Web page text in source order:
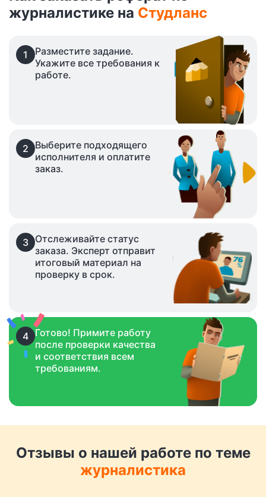
журналистике на Студланс
1
Разместите задание.
Укажите все требования к
работе.
2
Выберите подходящего
исполнителя и оплатите
заказ.
3 Отслеживайте статус
заказа. Эксперт отправит
итоговый материал на
проверку в срок.
4 Готово! Примите работу
после проверки качества
и соответствия всем
требованиям.
Отзывы о нашей работе по теме
журналистика